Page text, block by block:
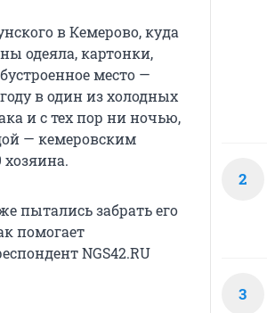
в Кемерово, куда
одеяла, картонки,
место —
в один из холодных
и с тех пор ни ночью,
— кемеровским
хозяина.
пытались забрать его
помогает
NGS42.RU
2
3